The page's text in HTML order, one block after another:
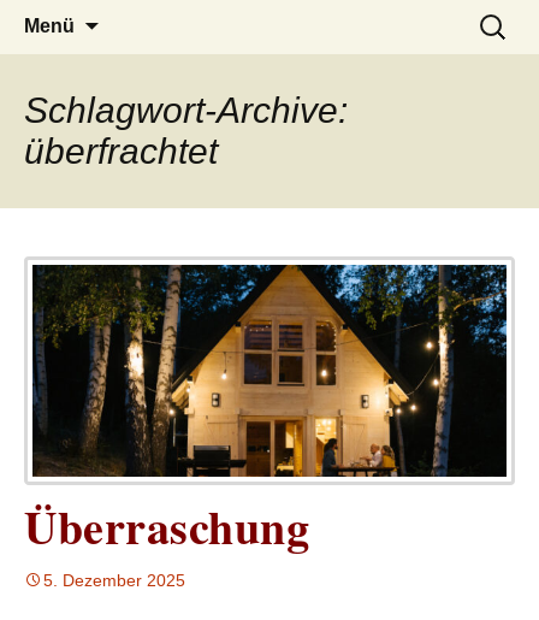
LUCKX
– das Magazin
Menü
Suchen
nach:
Schlagwort-Archive:
überfrachtet
Überraschung
5. Dezember 2025